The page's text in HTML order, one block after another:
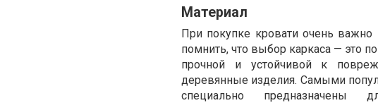
Материал
При покупке кровати очень важно
помнить, что выбор каркаса — это
прочной и устойчивой к
деревянные изделия. Самыми
специально